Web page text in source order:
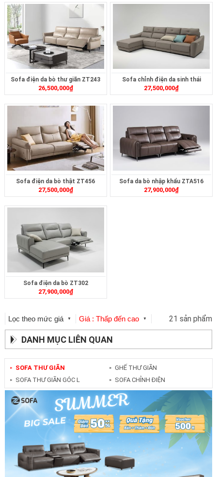
Sofa điện da bò thư giãn ZT243
26,500,000₫
Sofa chỉnh điện da sinh thái
ZT2624
27,500,000₫
Sofa điện da bò thật ZT456
27,500,000₫
Sofa da bò nhập khẩu ZTA516
27,900,000₫
Sofa điện da bò ZT302
27,900,000₫
Lọc theo mức giá ▼ Giá : Thấp đến cao ▼ 21 sản phẩm
DANH MỤC LIÊN QUAN
► SOFA THƯ GIÃN
► SOFA THƯ GIÃN GÓC L
► GHẾ THƯ GIÃN
► SOFA CHỈNH ĐIỆN